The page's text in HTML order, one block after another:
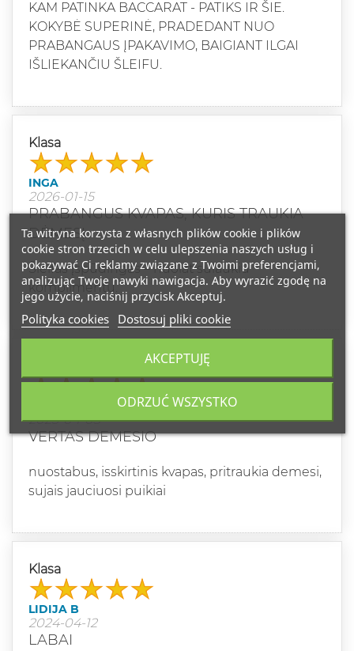
KAM PATINKA BACCARAT - PATIKS IR ŠIE.
KOKYBĖ SUPERINĖ, PRADEDANT NUO
PRABANGAUS ĮPAKAVIMO, BAIGIANT ILGAI
IŠLIEKANČIU ŠLEIFU.
Klasa
INGA
2026-01-15
PRABANGUS KVAPAS, KURIS TRAUKIA
DĖMESĮ
Šleifas įspūdingas – nuolat sulaukiu
komplimentų.
2025-04-03
VERTAS DEMESIO
nuostabus, isskirtinis kvapas, pritraukia demesi,
sujais jauciuosi puikiai
Klasa
LIDIJA B
2024-04-12
LABAI
Ta witryna korzysta z własnych plików cookie i plików
cookie stron trzecich w celu ulepszenia naszych usług i
pokazywać Ci reklamy związane z Twoimi preferencjami,
analizując Twoje nawyki nawigacja. Aby wyrazić zgodę na
jego użycie, naciśnij przycisk Akceptuj.
Polityka cookies Dostosuj pliki cookie
ODRZUĆ WSZYSTKO
AKCEPTUJĘ